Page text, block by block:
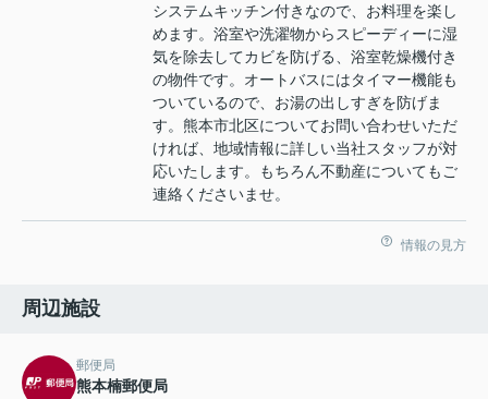
システムキッチン付きなので、お料理を楽し
めます。浴室や洗濯物からスピーディーに湿
気を除去してカビを防げる、浴室乾燥機付き
の物件です。オートバスにはタイマー機能も
ついているので、お湯の出しすぎを防げま
す。熊本市北区についてお問い合わせいただ
ければ、地域情報に詳しい当社スタッフが対
応いたします。もちろん不動産についてもご
連絡くださいませ。
情報の見方
周辺施設
郵便局
熊本楠郵便局